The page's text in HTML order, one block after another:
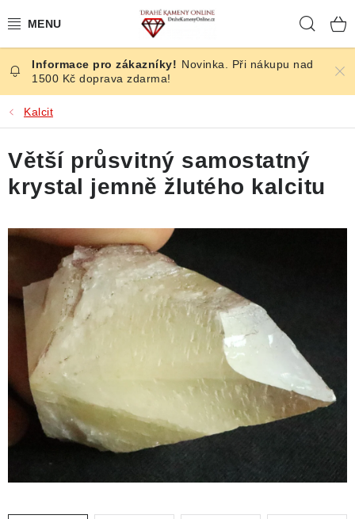
na
ČESKÉ KAMENY
ŠPERKY
KAMENY ZE SVĚTA
BROUŠENÉ
SLEVY
ÚČINKY
KRYSTALY
ČLÁNKY
NALEZIŠTĚ
NÁŠ PŘÍBĚH
Novinka. Při nákupu nad
1500 Kč doprava zdarma!
Kalcit
Větší průsvitný samostatný
krystal jemně žlutého kalcitu